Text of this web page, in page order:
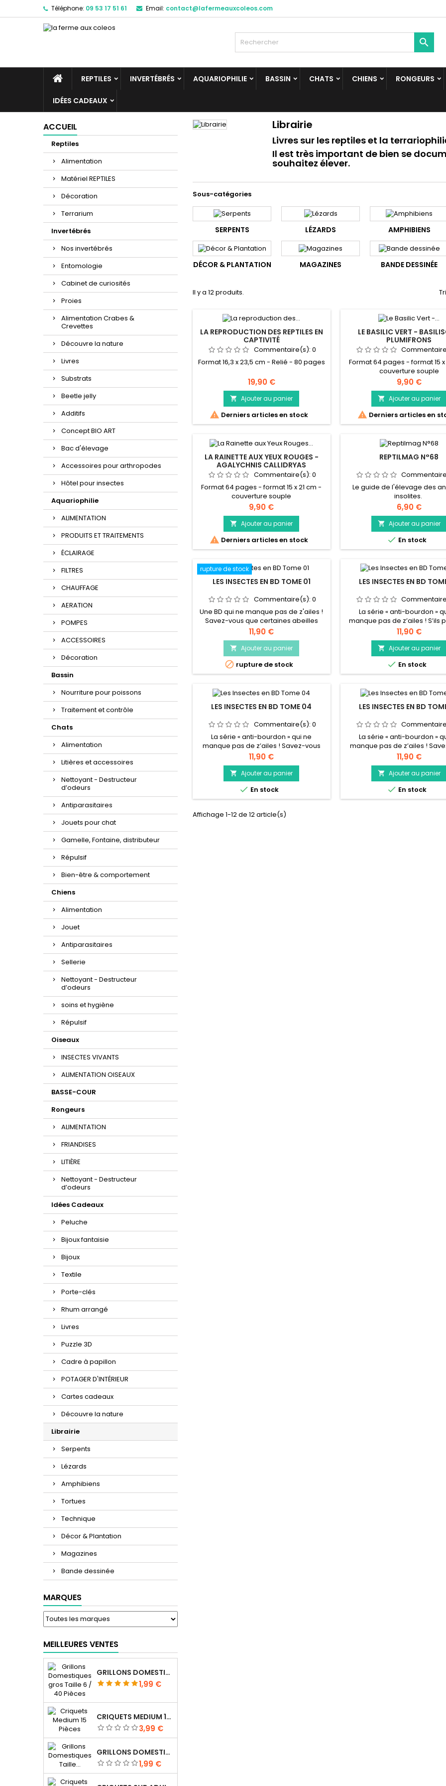
Téléphone: 09 53 17 51 61 Email: contact@lafermeauxcoleos.com

REPTILES INVERTÉBRÉS AQUARIOPHILIE BASSIN CHATS CHIENS RONGEURS
IDÉES CADEAUX
ACCUEIL
Reptiles
Alimentation
Matériel REPTILES
Décoration
Terrarium
Invertébrés
Nos invertébrés
Entomologie
Cabinet de curiosités
Proies
Alimentation Crabes &
Crevettes
Découvre la nature
Livres
Substrats
Beetle jelly
Additifs
Concept BIO ART
Bac d'élevage
Accessoires pour arthropodes
Hôtel pour insectes
Aquariophilie
ALIMENTATION
PRODUITS ET TRAITEMENTS
ÉCLAIRAGE
FILTRES
CHAUFFAGE
AERATION
POMPES
ACCESSOIRES
Décoration
Bassin
Nourriture pour poissons
Traitement et contrôle
Chats
Alimentation
Litières et accessoires
Nettoyant - Destructeur
d’odeurs
Antiparasitaires
Jouets pour chat
Gamelle, Fontaine, distributeur
Répulsif
Bien-être & comportement
Chiens
Alimentation
Jouet
Antiparasitaires
Sellerie
Nettoyant - Destructeur
d’odeurs
soins et hygiène
Répulsif
Oiseaux
INSECTES VIVANTS
ALIMENTATION OISEAUX
BASSE-COUR
Rongeurs
ALIMENTATION
FRIANDISES
LITIÈRE
Nettoyant - Destructeur
d’odeurs
Idées Cadeaux
Peluche
Bijoux fantaisie
Bijoux
Textile
Porte-clés
Rhum arrangé
Livres
Puzzle 3D
Cadre à papillon
POTAGER D'INTÉRIEUR
Cartes cadeaux
Découvre la nature
Librairie
Serpents
Lézards
Amphibiens
Tortues
Technique
Décor & Plantation
Magazines
Bande dessinée
MARQUES
MEILLEURES VENTES
GRILLONS DOMESTIQUES GROS TAILLE 6 / 40 PIÈCES
Prix
1,99 €
CRIQUETS MEDIUM 15 PIÈCES
Prix
3,99 €
GRILLONS DOMESTIQUES TAILLE 4 / 70 PIÈCES
Prix
1,99 €
Librairie
Livres sur les reptiles et la
Il est très important de bien se
souhaitez élever.
Sous-catégories
SERPENTS LÉZARDS AMPHIBIENS
DÉCOR & PLANTATION MAGAZINES BANDE DESSINÉE
Il y a 12 produits.
LA REPRODUCTION DES REPTILES EN
CAPTIVITÉ
Commentaire(s): 0
Format 16,3 x 23,5 cm - Relié - 80 pages
Prix
19,90 €
 Ajouter au panier
 Derniers articles en stock
LE BASILIC VERT -
PLUMIFRONS
Format 64 pages - format 15 x
couverture souple
Prix
9,90 €
 Ajouter au panier
 Derniers articles en
LA RAINETTE AUX YEUX ROUGES -
AGALYCHNIS CALLIDRYAS
Commentaire(s): 0
Format 64 pages - format 15 x 21 cm -
couverture souple
Prix
9,90 €
 Ajouter au panier
 Derniers articles en stock
REPTILMAG N°68
Le guide de l'élevage des
insolites.
Prix
6,90 €
 Ajouter au panier
 En stock
rupture de stock
LES INSECTES EN BD TOME 01
Commentaire(s): 0
Une BD qui ne manque pas de z'ailes !
Savez-vous que certaines abeilles
peuvent tuer un frelon rien qu’en
agitant les ailes ? Que les termites
communiquent en se tapant la tête sur
les parois de la termitière ? Ou encore
que la larve du fourmilion attrape ses
proies en les faisant tomber dans un
vérité scientifique,...
Prix
11,90 €
 Ajouter au panier
 rupture de stock
LES INSECTES EN BD
La série « anti-bourdon »
manque pas de z’ailes ! S’ils
dans nos jardins, les insectes
présents aux quatre coins du
cercle polaire aux forêts
du désert aux plus
cavernes, ils partagent notre
nous répugnent ou nous
cette BD à la...
Prix
11,90 €
 Ajouter au panier
 En stock
LES INSECTES EN BD TOME 04
Commentaire(s): 0
La série « anti-bourdon » qui ne
manque pas de z’ailes ! Savez-vous
comment distinguer les différentes
familles d’insectes ? Savezvous qu’il
existe des chenilles qui se font passer
pour des serpents pour se protéger ?
Mais savez-vous qu’il existe aussi des
oiseaux qui se font passer pour des
connaissez, la...
Prix
11,90 €
 Ajouter au panier
 En stock
LES INSECTES EN BD
La série « anti-bourdon »
manque pas de z’ailes !
qu’il y a très longtemps il
libellules de 30
d’envergure ? Savez-vous
une fourmi vampire et que
part dans le monde on a
des papillons caniche tout
Prix
11,90 €
 Ajouter au panier
 En stock
Affichage 1-12 de 12 article(s)